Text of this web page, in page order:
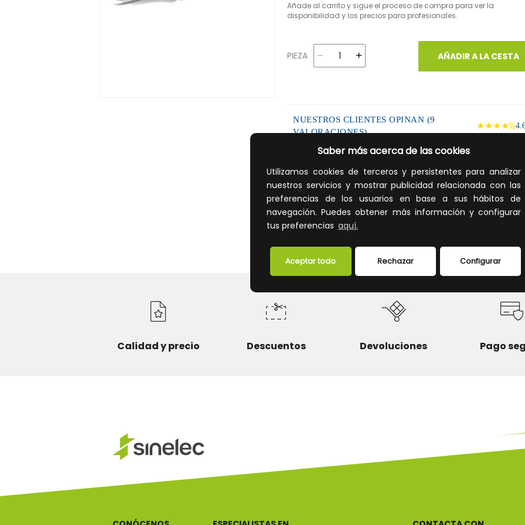
Saber más acerca de las cookies
Utilizamos cookies de terceros y persistentes para analizar
nuestros servicios y mostrar publicidad relacionada con las
preferencias de los usuarios en base a sus hábitos de
navegación. Puedes obtener más información y configurar
tus preferencias aquí.
Configurar
Rechazar
Aceptar todo
Añade al carrito y sigue el proceso de compra para ver la
disponibilidad y los precios para profesionales.
PIEZA AÑADIR A LA CESTA
NUESTROS CLIENTES OPINAN (9
VALORACIONES)
★★★★½
Cortacables de precisión ideal para el empleo continuado
con la máxima prestación.
FICHA TÉCNICA
Calidad y precio Descuentos Devoluciones Pago